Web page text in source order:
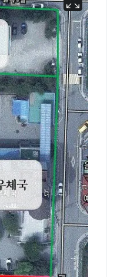
풍 '돌핀' 日오
·가고시마현 접
만명 대피령
안 베이 여자 탈
남자가 있어
찰 수사
주 화정역 인근서